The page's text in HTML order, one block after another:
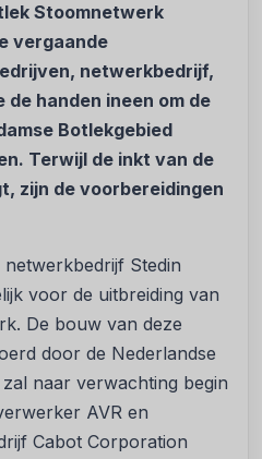
Stoomnetwerk
vergaande
netwerkbedrijf,
handen ineen om de
Botlekgebied
Terwijl de inkt van de
zijn de voorbereidingen
Stedin
voor de uitbreiding van
De bouw van deze
door de Nederlandse
naar verwachting begin
AVR en
Cabot Corporation